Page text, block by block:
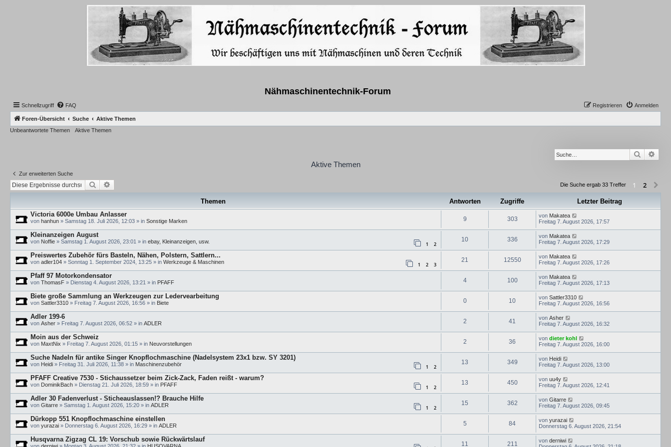
Nähmaschinentechnik-Forum
Schnellzugriff FAQ Anmelden
Registrieren
Foren-Übersicht Suche
Aktive Themen
Unbeantwortete Themen
Aktive Themen
Suche
Aktive Themen
Zur erweiterten Suche
Suche Die Suche ergab 33 Treffer 1 2
Themen Antworten Zugriffe
Letzter Beitrag
Victoria 6000e Umbau Anlasser
von hanhun » Samstag 18. Juli 2026, 12:03 » in Sonstige Marken 9 303 von Makatea
Freitag 7. August 2026, 17:57
Kleinanzeigen August
von Noffie » Samstag 1. August 2026, 23:01 » in ebay, Kleinanzeigen, usw. 1 2
10 336 von Makatea
Freitag 7. August 2026, 17:29
Preiswertes Zubehör fürs Basteln, Nähen, Polstern, Sattlern...
von adler104 » Sonntag 1. September 2024, 13:25 » in Werkzeuge & Maschinen 1 2 3
21 12550 von Makatea
Freitag 7. August 2026, 17:26
Pfaff 97 Motorkondensator
von ThomasF » Dienstag 4. August 2026, 13:21 » in PFAFF 4 100 von Makatea
Freitag 7. August 2026, 17:13
Biete große Sammlung an Werkzeugen zur Ledervearbeitung
von Sattler3310 » Freitag 7. August 2026, 16:56 » in Biete 0 10 von Sattler3310
Freitag 7. August 2026, 16:56
Adler 199-6
von Asher » Freitag 7. August 2026, 06:52 » in ADLER 2 41 von Asher
Freitag 7. August 2026, 16:32
Moin aus der Schweiz
von MaxtNix » Freitag 7. August 2026, 01:15 » in Neuvorstellungen 2 36 von dieter kohl
Freitag 7. August 2026, 16:00
Suche Nadeln für antike Singer Knopflochmaschine (Nadelsystem 23x1 bzw. SY 3201)
von Heidi » Freitag 31. Juli 2026, 11:38 » in Maschinenzubehör 1 2
13 349 von Heidi
Freitag 7. August 2026, 13:00
PFAFF Creative 7530 - Stichaussetzer beim Zick-Zack, Faden reißt - warum?
von DominikBach » Dienstag 21. Juli 2026, 18:59 » in PFAFF 1 2
13 450 von uu4y
Freitag 7. August 2026, 12:41
Adler 30 Fadenverlust - Sticheauslassen!? Brauche Hilfe
von Gitarre » Samstag 1. August 2026, 15:20 » in ADLER 1 2
15 362 von Gitarre
Freitag 7. August 2026, 09:45
Dürkopp 551 Knopflochmaschine einstellen
von yurazai » Donnerstag 6. August 2026, 16:29 » in ADLER 5 84 von yurazai
Donnerstag 6. August 2026, 21:54
Husqvarna Zigzag CL 19: Vorschub sowie Rückwärtslauf
11 211 von derniwi